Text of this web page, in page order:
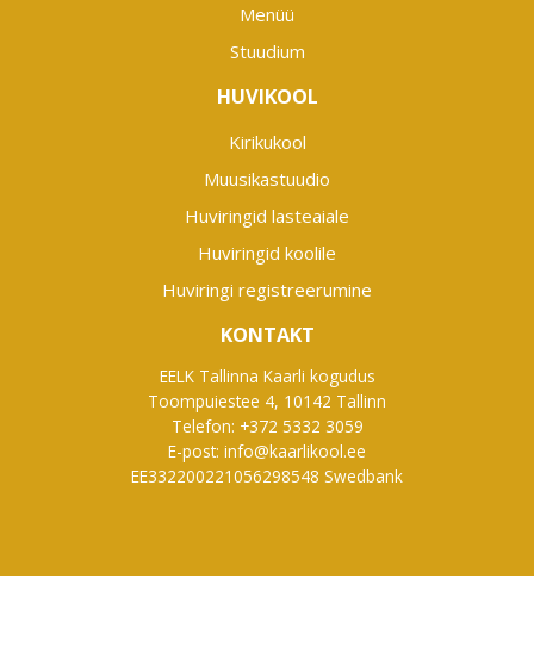
Menüü
Stuudium
HUVIKOOL
Kirikukool
Muusikastuudio
Huviringid lasteaiale
Huviringid koolile
Huviringi registreerumine
KONTAKT
EELK Tallinna Kaarli kogudus
Toompuiestee 4, 10142 Tallinn
Telefon: +372 5332 3059
E-post: info@kaarlikool.ee
EE332200221056298548 Swedbank